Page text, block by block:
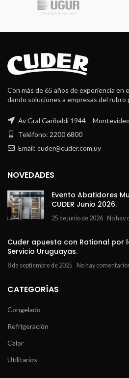
Con más de 65 años de experiencia en
dando soluciones a empresas del rubro
Av Gral Garibaldi 1944 –
Teléfono: 2200 6800
Email: cuder@cuder.com.uy
NOVEDADES
Evento Abatidores
CUDER Junio 2026.
25 de junio de 2026 No hay
Cuder apuesta con Rational por
Servicio Uruguayas.
8 de septiembre de 2025 No hay
CATEGORÍAS
Congelado
Refrigeración
Calor
Utilitarios